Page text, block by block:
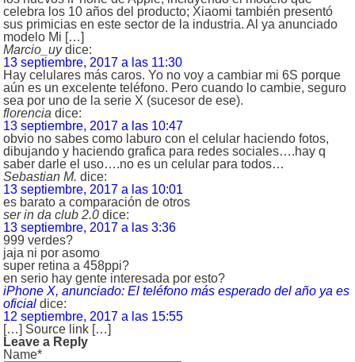
celebra los 10 años del producto; Xiaomi también presentó
sus primicias en este sector de la industria. Al ya anunciado
modelo Mi […]
Marcio_uy dice:
13 septiembre, 2017 a las 11:30
Hay celulares más caros. Yo no voy a cambiar mi 6S porque
aún es un excelente teléfono. Pero cuando lo cambie, seguro
sea por uno de la serie X (sucesor de ese).
florencia dice:
13 septiembre, 2017 a las 10:47
obvio no sabes como laburo con el celular haciendo fotos,
dibujando y haciendo grafica para redes sociales….hay q
saber darle el uso….no es un celular para todos…
Sebastian M. dice:
13 septiembre, 2017 a las 10:01
es barato a comparación de otros
ser in da club 2.0 dice:
13 septiembre, 2017 a las 3:36
999 verdes?
jaja ni por asomo
super retina a 458ppi?
en serio hay gente interesada por esto?
iPhone X, anunciado: El teléfono más esperado del año ya es
oficial dice:
12 septiembre, 2017 a las 15:55
[…] Source link […]
Leave a Reply
Name*